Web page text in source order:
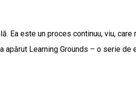
Ea este un proces continuu, viu,
apărut Learning Grounds – o serie